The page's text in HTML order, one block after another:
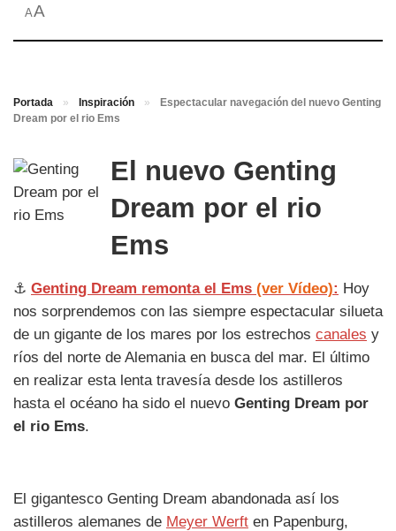
AA
Portada » Inspiración »
Espectacular navegación del nuevo Genting
Dream por el rio Ems
El nuevo Genting
Dream por el rio
Ems
⚓ Genting Dream remonta el Ems (ver Vídeo): Hoy
nos sorprendemos con las siempre espectacular silueta
de un gigante de los mares por los estrechos canales y
ríos del norte de Alemania en busca del mar. El último
en realizar esta lenta travesía desde los astilleros
hasta el océano ha sido el nuevo Genting Dream por
el rio Ems.
El gigantesco Genting Dream abandonada así los
astilleros alemanes de Meyer Werft en Papenburg,